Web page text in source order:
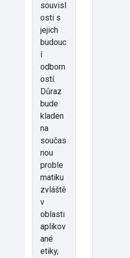
souvisl
osti s
jejich
budouc
í
odborn
ostí.
Důraz
bude
kladen
na
součas
nou
proble
matiku
zvláště
v
oblasti
aplikov
ané
etiky,